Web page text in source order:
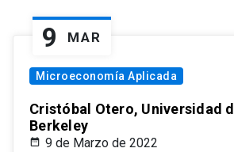
9 MAR
Microeconomía Aplicada
Cristóbal Otero, Universidad
Berkeley
9 de Marzo de 2022